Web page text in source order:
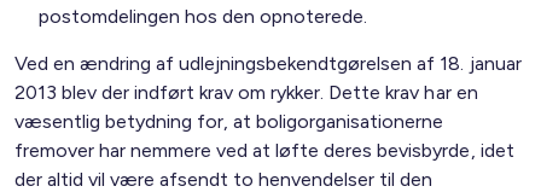
postomdelingen hos den opnoterede.
Ved en ændring af udlejningsbekendtgørelsen af 18. januar
2013 blev der indført krav om rykker. Dette krav har en
væsentlig betydning for, at boligorganisationerne
fremover har nemmere ved at løfte deres bevisbyrde, idet
der altid vil være afsendt to henvendelser til den